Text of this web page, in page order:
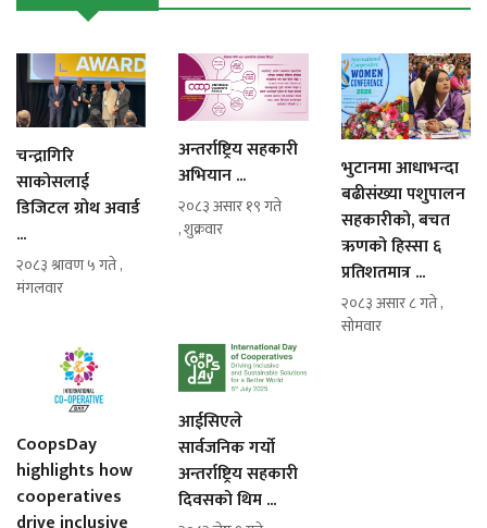
चन्द्रागिरि
साकोसलाई
डिजिटल ग्रोथ अवार्ड
...
२०८३ श्रावण ५ गते ,
मंगलवार
अन्तर्राष्ट्रिय सहकारी
अभियान ...
२०८३ असार १९ गते
, शुक्रवार
भुटानमा आधाभन्दा
बढीसंख्या पशुपालन
सहकारीको, बचत
ऋणको हिस्सा ६
प्रतिशतमात्र ...
२०८३ असार ८ गते ,
सोमवार
CoopsDay
highlights how
cooperatives
आईसिएले
सार्वजनिक गर्यो
अन्तर्राष्ट्रिय सहकारी
दिवसको थिम ...